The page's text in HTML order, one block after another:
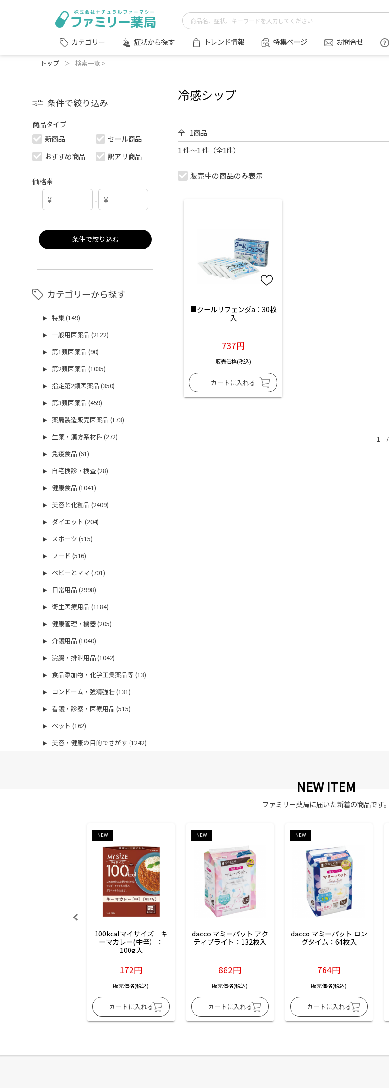
カテゴリー 症状から探す トレンド情報 特集ページ お問合せ
トップ ＞ 検索一覧 >
条件で絞り込み
商品タイプ
新商品
セール商品
おすすめ商品
訳アリ商品
価格帯
-
条件で絞り込む
カテゴリーから探す
▶ 特集 (149)
▶ 一般用医薬品 (2122)
▶ 第1類医薬品 (90)
▶ 第2類医薬品 (1035)
▶ 指定第2類医薬品 (350)
▶ 第3類医薬品 (459)
▶ 薬局製造販売医薬品 (173)
▶ 生薬・漢方系材料 (272)
▶ 免疫食品 (61)
▶ 自宅検診・検査 (28)
▶ 健康食品 (1041)
▶ 美容と化粧品 (2409)
▶ ダイエット (204)
▶ スポーツ (515)
▶ フード (516)
▶ ベビーとママ (701)
▶ 日常用品 (2998)
▶ 衛生医療用品 (1184)
▶ 健康管理・機器 (205)
▶ 介護用品 (1040)
▶ 浣腸・排泄用品 (1042)
▶ 食品添加物・化学工業薬品等 (13)
▶ コンドーム・強精強壮 (131)
▶ 看護・診察・医療用品 (515)
▶ ペット (162)
▶ 美容・健康の目的でさがす (1242)
冷感シップ
全 1商品
1 件～1 件（全1件）
販売中の商品のみ表示
■クールリフェンダa：30枚
入
737円
販売価格(税込)
1 /
NEW ITEM
ファミリー薬局に届いた新着の商品です。
NEW
100kcalマイサイズ　キ
ーマカレー(中辛）：
100g入
172円
販売価格(税込)
NEW
dacco マミーパット アク
ティブライト：132枚入
882円
販売価格(税込)
NEW
dacco マミーパット ロン
グタイム：64枚入
764円
販売価格(税込)